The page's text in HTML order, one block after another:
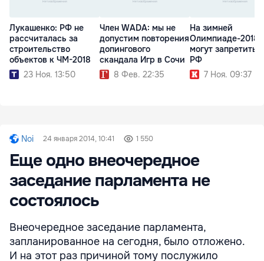
Лукашенко: РФ не
рассчиталась за
строительство
объектов к ЧМ-2018
23 Ноя. 13:50
Член WADA: мы не
допустим повторения
допингового
скандала Игр в Сочи
8 Фев. 22:35
На зимней
Олимпиаде-2018
могут запретить
РФ
7 Ноя. 09:37
Noi 24 января 2014, 10:41 1 550
Еще одно внеочередное
заседание парламента не
состоялось
Внеочередное заседание парламента,
запланированное на сегодня, было отложено.
И на этот раз причиной тому послужило